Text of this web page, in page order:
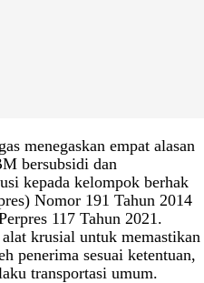
menegaskan empat alasan
bersubsidi dan
kepada kelompok berhak
Nomor 191 Tahun 2014
117 Tahun 2021.
krusial untuk memastikan
penerima sesuai ketentuan,
transportasi umum.